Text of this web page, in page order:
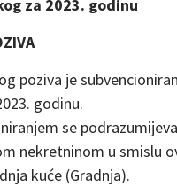
za 2023. godinu
poziva je
godinu.
se
nekretninom u smislu
kuće (Gradnja).